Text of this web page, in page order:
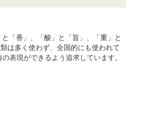
「香」、「酸」と「旨」、「重」と
は多く使わず、全国的にも使われて
表現ができるよう追求しています。